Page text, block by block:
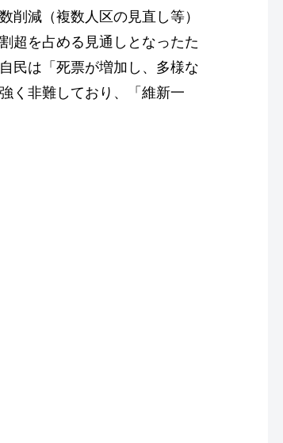
減（複数人区の見直し等）
超を占める見通しとなったた
民は「死票が増加し、多様な
く非難しており、「維新一